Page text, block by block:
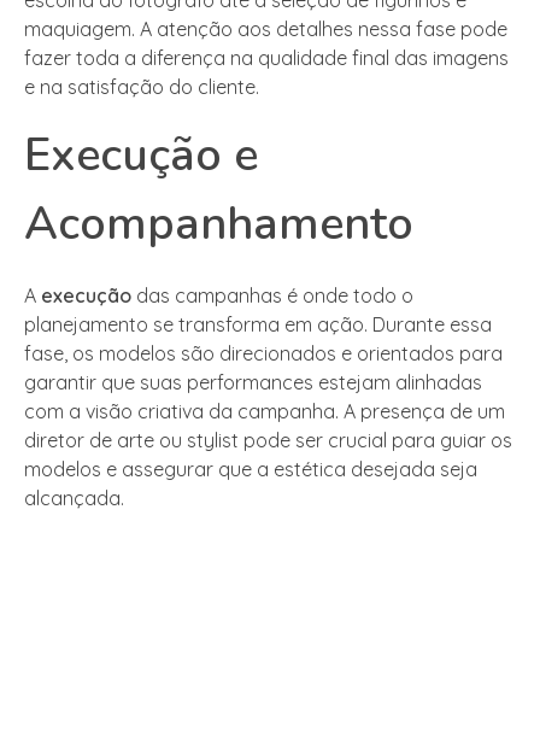
maquiagem. A atenção aos detalhes nessa fase pode
fazer toda a diferença na qualidade final das imagens
e na satisfação do cliente.
Execução e
Acompanhamento
A execução das campanhas é onde todo o
planejamento se transforma em ação. Durante essa
fase, os modelos são direcionados e orientados para
garantir que suas performances estejam alinhadas
com a visão criativa da campanha. A presença de um
diretor de arte ou stylist pode ser crucial para guiar os
modelos e assegurar que a estética desejada seja
alcançada.